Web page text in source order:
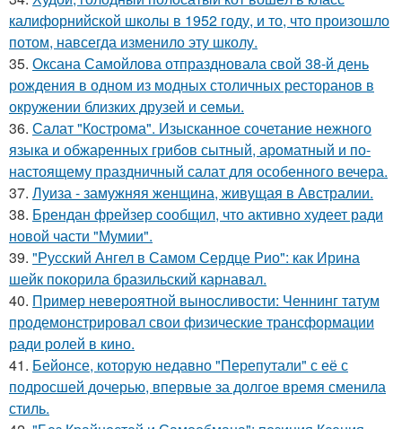
калифорнийской школы в 1952 году, и то, что произошло
потом, навсегда изменило эту школу.
35. Оксана Самойлова отпраздновала свой 38-й день
рождения в одном из модных столичных ресторанов в
окружении близких друзей и семьи.
36. Салат "Кострома". Изысканное сочетание нежного
языка и обжаренных грибов сытный, ароматный и по-
настоящему праздничный салат для особенного вечера.
37. Луиза - замужняя женщина, живущая в Австралии.
38. Брендан фрейзер сообщил, что активно худеет ради
новой части "Мумии".
39. "Русский Ангел в Самом Сердце Рио": как Ирина
шейк покорила бразильский карнавал.
40. Пример невероятной выносливости: Ченнинг татум
продемонстрировал свои физические трансформации
ради ролей в кино.
41. Бейонсе, которую недавно "Перепутали" с её с
подросшей дочерью, впервые за долгое время сменила
стиль.